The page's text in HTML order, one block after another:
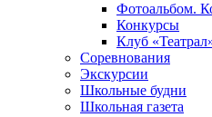
Фотоальбом.
Конкурсы
Клуб
Соревнования
Экскурсии
Школьные будни
Школьная газета